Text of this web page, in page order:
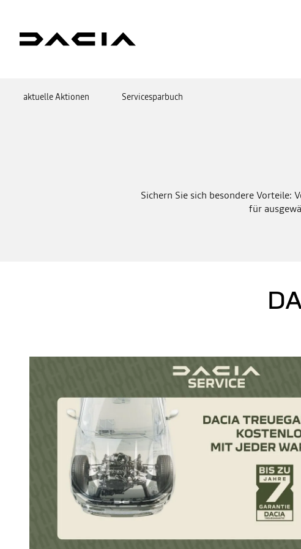
aktuelle Aktionen Servicesparbuch
Sichern Sie sich besondere Vorteile:
für